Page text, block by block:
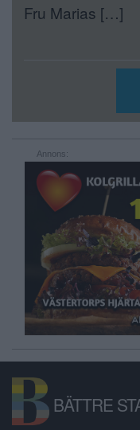
Fru Marias […]
Annons:
BÄTTRE